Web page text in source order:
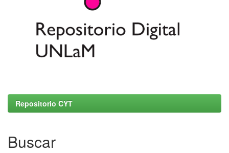
Repositorio CYT
Buscar